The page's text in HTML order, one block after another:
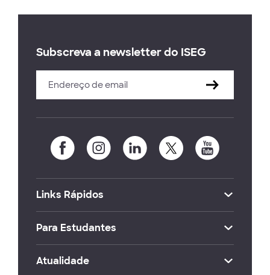
Subscreva a newsletter do ISEG
Links Rápidos
Para Estudantes
Atualidade